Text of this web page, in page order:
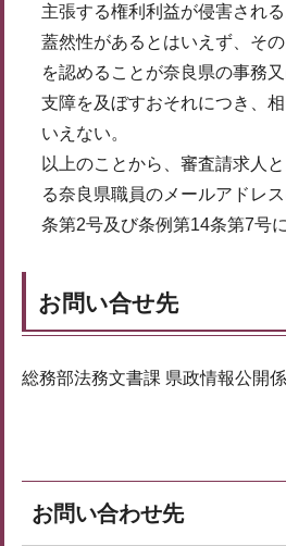
主張する権利利益が侵害され
蓋然性があるとはいえず、そ
を認めることが奈良県の事務
支障を及ぼすおそれにつき、
いえない。
以上のことから、審査請求人
る奈良県職員のメールアドレ
条第2号及び条例第14条第7号
お問い合せ先
総務部法務文書課 県政情報公開係
お問い合わせ先